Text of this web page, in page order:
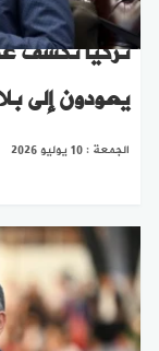
تركيا تكشف
يعودون إلى
الجمعة : 10 يوليو 2026